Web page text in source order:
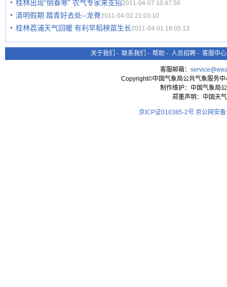
桂林出现“倒春寒” 农气专家来支招2011-04-07 10:47:56
清明假期 踏青好去处--龙脊2011-04-02 21:03:10
桂林荔浦天气回暖 有利早稻秧苗生长2011-04-01 18:05:13
关于我们 - 联系我们 - 帮助 - 人员招聘 - 客服中心
客服邮箱：
Copyright©中国气象局公共气象服务
制作维护：中国气象局
郑重声明：中国天
京ICP证010385-2号 京公网安